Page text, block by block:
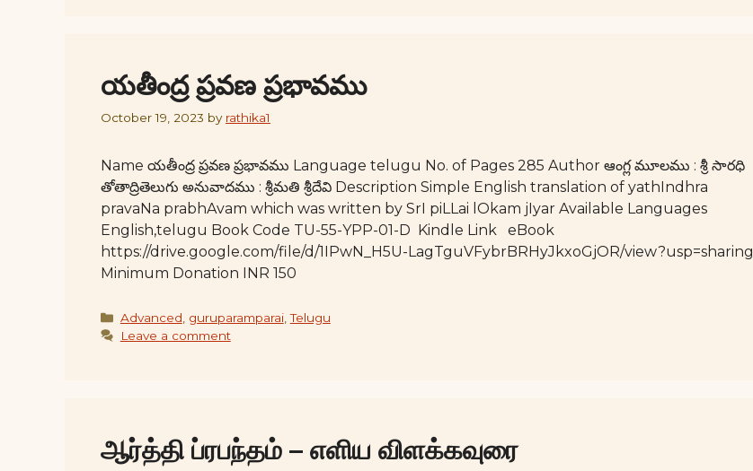
యతీంద్ర ప్రవణ ప్రభావము
October 19, 2023 by rathika1
Name యతీంద్ర ప్రవణ ప్రభావము Language telugu No. of Pages 285 Author ఆంగ్ల మూలము : శ్రీ సారధి
తోతాద్రితెలుగు అనువాదము : శ్రీమతి శ్రీదేవి Description Simple English translation of yathIndhra
pravaNa prabhAvam which was written by SrI piLLai lOkam jIyar Available Languages
English,telugu Book Code TU-55-YPP-01-D Kindle Link eBook
https://drive.google.com/file/d/1IPwN_H5U-LagTguVFybrBRHyJkxoGjOR/view?usp=sharing
Minimum Donation INR 150
Categories
Advanced guruparamparai,Telugu
Leave a comment
ஆர்த்தி ப்ரபந்தம் – எளிய விளக்கவுரை